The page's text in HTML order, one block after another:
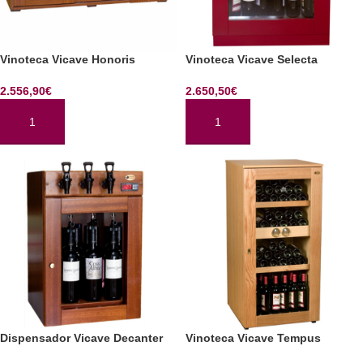
Vinoteca Vicave Honoris
2.556,90€
AÑADIR AL CARRITO
Vinoteca Vicave Selecta
2.650,50€
AÑADIR AL CARRITO
Dispensador Vicave Decanter Vinoteca Vicave Tempus